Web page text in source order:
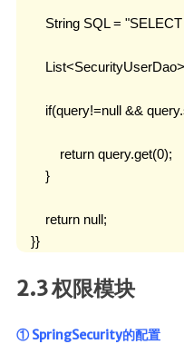
String SQL =
if(query!=null &&
            return query.get(0);
        }
        return null;
    }}
2.3 权限模块
① SpringSecurity的配置